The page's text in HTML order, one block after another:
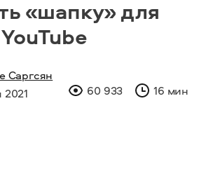
«шапку» для
Саргсян
60 933 16 мин